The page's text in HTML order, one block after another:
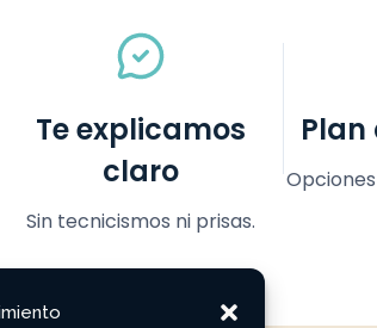
Te explicamos
claro
Sin tecnicismos ni prisas.